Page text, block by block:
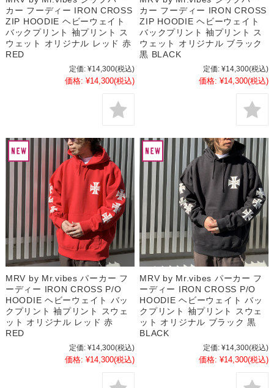
カー フーディー IRON CROSS
ZIP HOODIE ヘビーウェイト
バックプリント 袖プリント ス
ウェット オリジナル レッド 赤
RED
定価: ¥14,300(税込)
価格: ¥14,300(税込)
カー フーディー IRON CROSS
ZIP HOODIE ヘビーウェイト
バックプリント 袖プリント ス
ウェット オリジナル ブラック
黒 BLACK
定価: ¥14,300(税込)
価格: ¥14,300(税込)
MRV by Mr.vibes パーカー フ
ーディー IRON CROSS P/O
HOODIE ヘビーウェイト バッ
クプリント 袖プリント スウェ
ット オリジナル レッド 赤
RED
定価: ¥14,300(税込)
価格: ¥14,300(税込)
MRV by Mr.vibes パーカー フ
ーディー IRON CROSS P/O
HOODIE ヘビーウェイト バッ
クプリント 袖プリント スウェ
ット オリジナル ブラック 黒
BLACK
定価: ¥14,300(税込)
価格: ¥14,300(税込)